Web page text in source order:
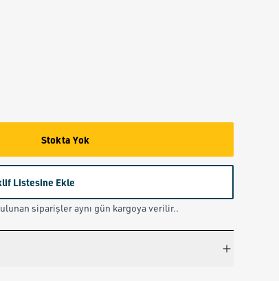
Stokta Yok
Listesine Ekle
siparişler aynı gün kargoya verilir..